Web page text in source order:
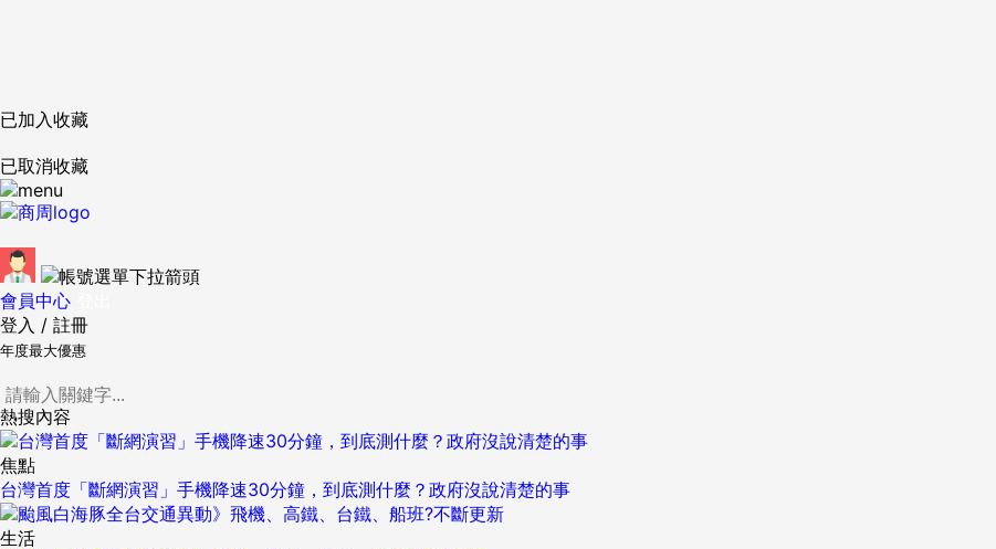
已加入收藏
已取消收藏
會員中心
登入 / 註冊
年度最大優惠
熱搜內容
焦點
台灣首度「斷網演習」手機降速30分鐘，到底測什麼？政府沒說清楚的事
生活